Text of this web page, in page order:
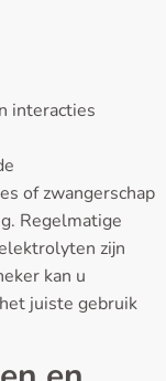
interacties
of zwangerschap
Regelmatige
zijn
kan u
juiste gebruik